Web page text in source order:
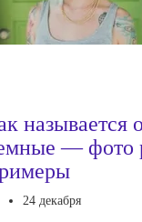
называется
— фото
24 декабря